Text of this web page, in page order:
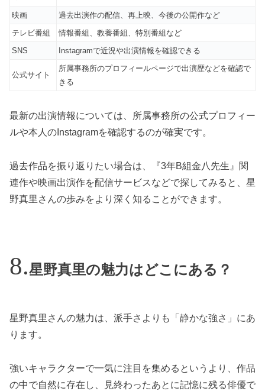
映画
過去出演作の配信、再上映、今後の公開作など
テレビ番組
情報番組、教養番組、特別番組など
SNS
Instagramで近況や出演情報を確認できる
公式サイト
所属事務所のプロフィールページで出演歴などを確認で
きる
最新の出演情報については、所属事務所の公式プロフィー
ルや本人のInstagramを確認するのが確実です。
過去作品を振り返りたい場合は、『3年B組金八先生』関
連作や映画出演作を配信サービスなどで探してみると、星
野真里さんの歩みをより深く知ることができます。
星野真里の魅力はどこにある？
星野真里さんの魅力は、派手さよりも「静かな強さ」にあ
ります。
強いキャラクターで一気に注目を集めるというより、作品
の中で自然に存在し、見終わったあとに記憶に残る俳優で